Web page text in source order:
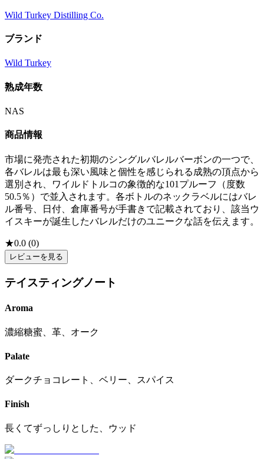
Wild Turkey Distilling Co.
ブランド
Wild Turkey
熟成年数
NAS
商品情報
市場に発売された初期のシングルバレルバーボンの一つで、
各バレルは最も深い風味と個性を感じられる成熟の頂点から
選別され、ワイルドトルコの象徴的な101プルーフ（度数
50.5％）で並入されます。各ボトルのネックラベルにはバレ
ル番号、日付、倉庫番号が手書きで記載されており、該当ウ
イスキーが誕生したバレルだけのユニークな話を伝えます。
★0.0 (0)
レビューを見る
テイスティングノート
Aroma
濃縮糖蜜、革、オーク
Palate
ダークチョコレート、ベリー、スパイス
Finish
長くてずっしりとした、ウッド